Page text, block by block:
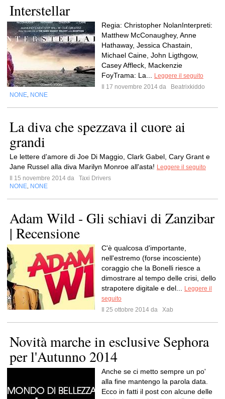
Interstellar
Regia: Christopher NolanInterpreti:
Matthew McConaughey, Anne
Hathaway, Jessica Chastain,
Michael Caine, John Ligthgow,
Casey Affleck, Mackenzie
FoyTrama: La...
Leggere il seguito
Il 17 novembre 2014 da
Beatrixkiddo
NONE NONE
La diva che spezzava il cuore ai
grandi
Le lettere d'amore di Joe Di Maggio, Clark Gabel, Cary Grant e
Jane Russel alla diva Marilyn Monroe all'asta! Leggere il seguito
Il 15 novembre 2014 da
Taxi Drivers
NONE NONE
Adam Wild - Gli schiavi di Zanzibar
| Recensione
C'è qualcosa d'importante,
nell'estremo (forse incosciente)
coraggio che la Bonelli riesce a
dimostrare al tempo delle crisi, dello
strapotere digitale e del...
Leggere il
seguito
Il 25 ottobre 2014 da
Xab
Novità marche in esclusive Sephora
per l'Autunno 2014
Anche se ci metto sempre un po'
alla fine mantengo la parola data.
Ecco in fatti il post con alcune delle